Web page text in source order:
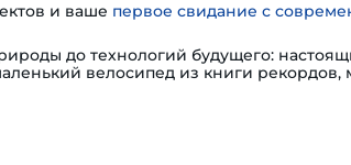
и ваше первое свидание с
до технологий будущего:
велосипед из книги рекордов,